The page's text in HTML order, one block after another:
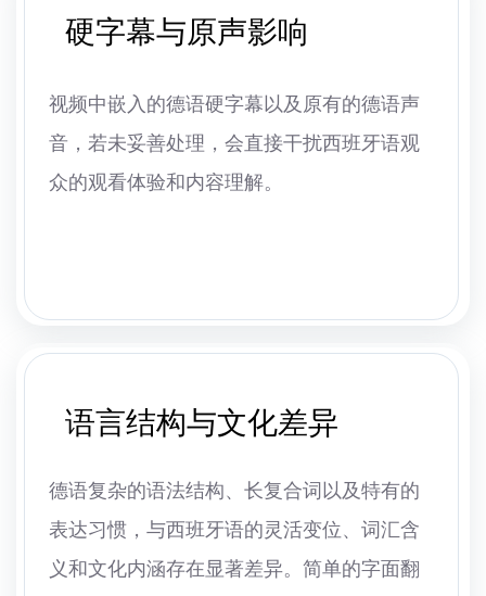
硬字幕与原声影响
视频中嵌入的德语硬字幕以及原有的德语声
音，若未妥善处理，会直接干扰西班牙语观
众的观看体验和内容理解。
语言结构与文化差异
德语复杂的语法结构、长复合词以及特有的
表达习惯，与西班牙语的灵活变位、词汇含
义和文化内涵存在显著差异。简单的字面翻